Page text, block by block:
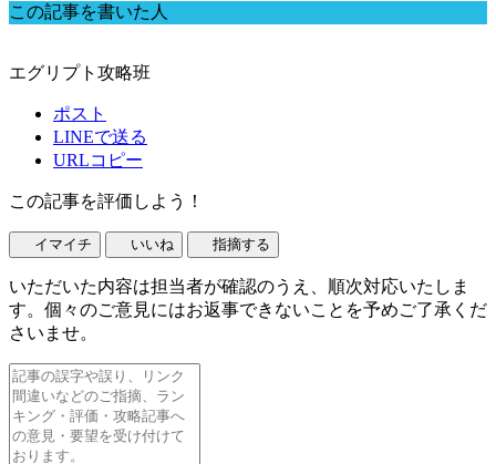
この記事を書いた人
エグリプト攻略班
ポスト
LINEで送る
URLコピー
この記事を評価しよう！
イマイチ いいね 指摘する
いただいた内容は担当者が確認のうえ、順次対応いたしま
す。個々のご意見にはお返事できないことを予めご了承くだ
さいませ。